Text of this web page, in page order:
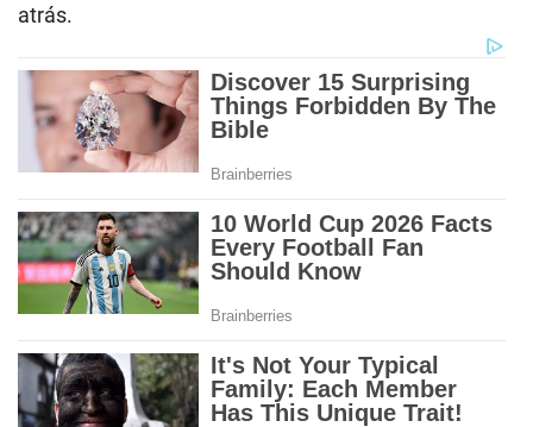
atrás.